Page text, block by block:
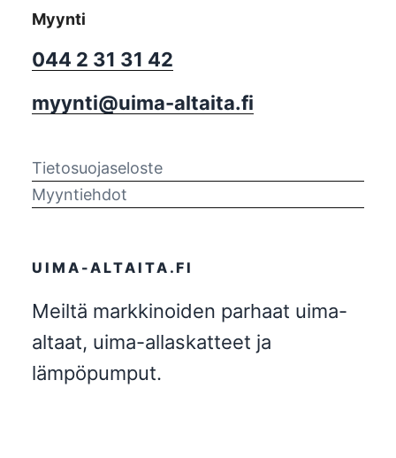
Myynti
044 2 31 31 42
myynti@uima-altaita.fi
Tietosuojaseloste
Myyntiehdot
UIMA-ALTAITA.FI
Meiltä markkinoiden parhaat uima-
altaat, uima-allaskatteet ja
lämpöpumput.